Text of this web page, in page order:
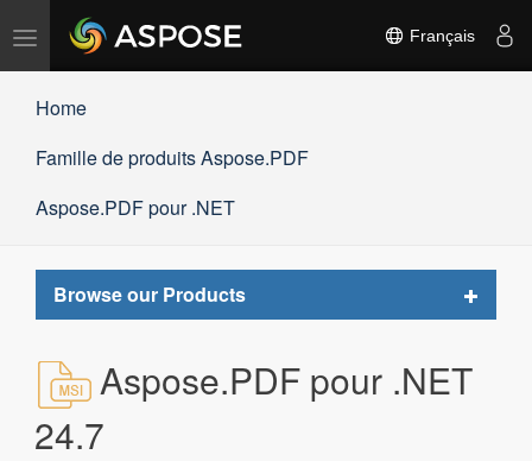
Basculer
Français
Home
Famille de produits Aspose.PDF
Aspose.PDF pour .NET
Browse our Products
Toggle
Aspose.PDF pour .NET
24.7